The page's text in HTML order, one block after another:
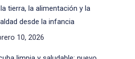
tierra, la alimentación y la
desde la infancia
10, 2026